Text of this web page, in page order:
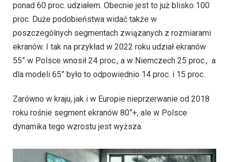
ponad 60 proc. udziałem. Obecnie jest to już blisko 100
proc. Duże podobieństwa widać także w
poszczególnych segmentach związanych z rozmiarami
ekranów. I tak na przykład w 2022 roku udział ekranów
55” w Polsce wnosił 24 proc., a w Niemczech 25 proc., a
dla modeli 65” było to odpowiednio 14 proc. i 15 proc.
Zarówno w kraju, jak i w Europie nieprzerwanie od 2018
roku rośnie segment ekranów 80”+, ale w Polsce
dynamika tego wzrostu jest wyższa.